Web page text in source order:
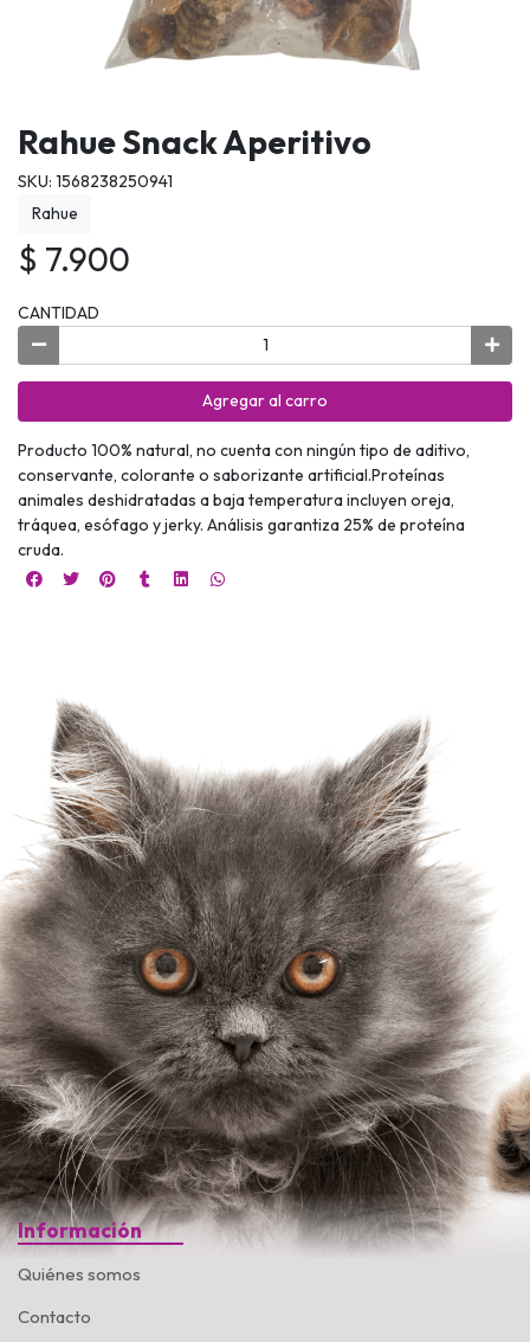
Rahue Snack Aperitivo
SKU: 1568238250941
Rahue
$ 7.900
CANTIDAD
Agregar al carro
Producto 100% natural, no cuenta con ningún tipo de aditivo,
conservante, colorante o saborizante artificial.Proteínas
animales deshidratadas a baja temperatura incluyen oreja,
tráquea, esófago y jerky. Análisis garantiza 25% de proteína
cruda.
Información
Quiénes somos
Contacto